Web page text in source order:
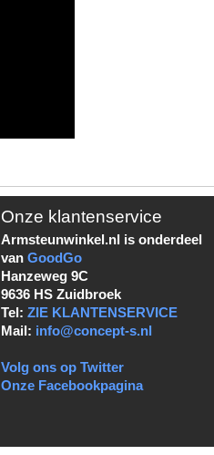
Onze klantenservice
Armsteunwinkel.nl is onderdeel
vanGoodGo
Hanzeweg 9C
9636 HS Zuidbroek
Tel:ZIE KLANTENSERVICE
Mail: info@concept-s.nl
Volg ons op Twitter
Onze Facebookpagina